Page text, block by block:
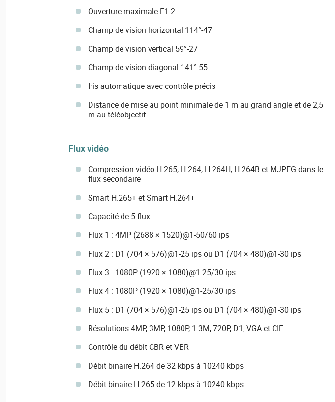
Ouverture maximale F1.2
Champ de vision horizontal 114°-47
Champ de vision vertical 59°-27
Champ de vision diagonal 141°-55
Iris automatique avec contrôle précis
Distance de mise au point minimale de 1 m au grand angle et de 2,5
m au téléobjectif
Flux vidéo
Compression vidéo H.265, H.264, H.264H, H.264B et MJPEG dans le
flux secondaire
Smart H.265+ et Smart H.264+
Capacité de 5 flux
Flux 1 : 4MP (2688 × 1520)@1-50/60 ips
Flux 2 : D1 (704 × 576)@1-25 ips ou D1 (704 × 480)@1-30 ips
Flux 3 : 1080P (1920 × 1080)@1-25/30 ips
Flux 4 : 1080P (1920 × 1080)@1-25/30 ips
Flux 5 : D1 (704 × 576)@1-25 ips ou D1 (704 × 480)@1-30 ips
Résolutions 4MP, 3MP, 1080P, 1.3M, 720P, D1, VGA et CIF
Contrôle du débit CBR et VBR
Débit binaire H.264 de 32 kbps à 10240 kbps
Débit binaire H.265 de 12 kbps à 10240 kbps